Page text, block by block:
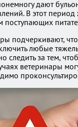
дают
В этот
поступающих
подчеркивают,
любые
следить за тем,
ветеринары